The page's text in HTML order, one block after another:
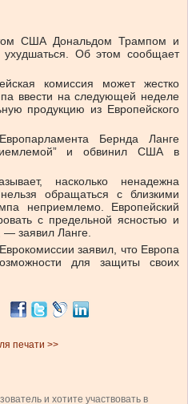
США Дональдом Трампом и
Об этом сообщает
комиссия может жестко
ввести на следующей неделе
продукцию из Европейского
Бернда Ланге
и обвинил США в
насколько ненадежна
обращаться с близкими
неприемлемо. Европейский
с предельной ясностью и
— заявил Ланге.
заявил, что Европа
для защиты своих
печати >>
и хотите участвовать в